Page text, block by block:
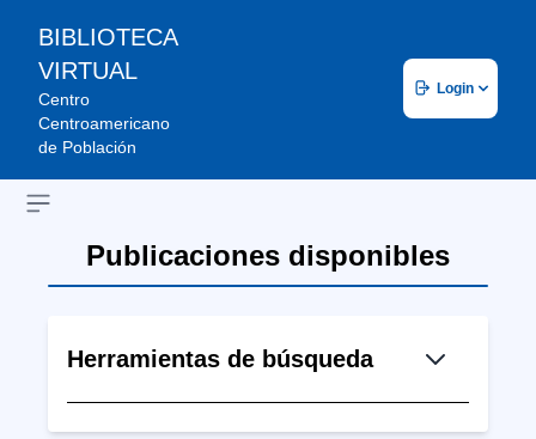
BIBLIOTECA
VIRTUAL
Centro
Centroamericano
de Población
Login
Open sidebar
Publicaciones disponibles
Herramientas de búsqueda